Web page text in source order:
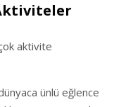
aktivite
ünlü eğlence